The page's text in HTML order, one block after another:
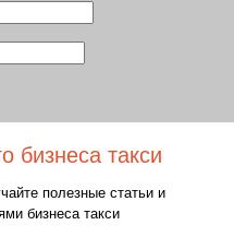
бизнеса такси
полезные статьи и
бизнеса такси